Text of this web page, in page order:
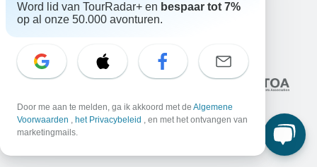
10.000+reviews op
Geassocieerd met
Word lid van TourRadar+ en bespaar tot 7%
op al onze 50.000 avonturen.
Door me aan te melden, ga ik akkoord met de Algemene
Voorwaarden , het Privacybeleid , en met het ontvangen van
marketingmails.